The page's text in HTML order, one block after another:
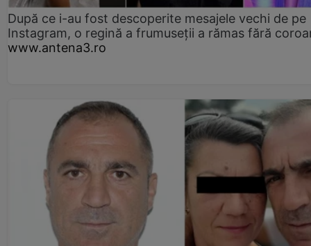
După ce i-au fost descoperite mesajele vechi de pe
Instagram, o regină a frumuseții a rămas fără
www.antena3.ro